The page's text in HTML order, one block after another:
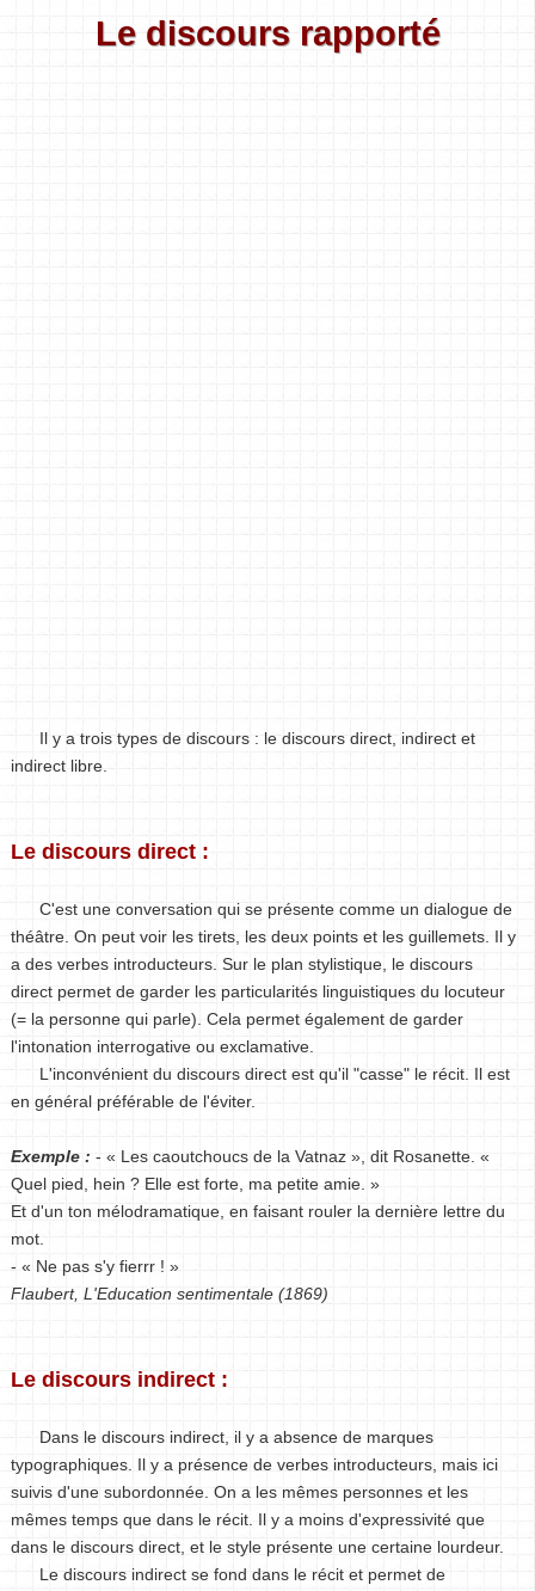
Le discours rapporté
Il y a trois types de discours : le discours direct, indirect et
indirect libre.
Le discours direct :
C'est une conversation qui se présente comme un dialogue de
théâtre. On peut voir les tirets, les deux points et les guillemets. Il y
a des verbes introducteurs. Sur le plan stylistique, le discours
direct permet de garder les particularités linguistiques du locuteur
(= la personne qui parle). Cela permet également de garder
l'intonation interrogative ou exclamative.
L'inconvénient du discours direct est qu'il "casse" le récit. Il est
en général préférable de l'éviter.
Exemple : - « Les caoutchoucs de la Vatnaz », dit Rosanette. «
Quel pied, hein ? Elle est forte, ma petite amie. »
Et d'un ton mélodramatique, en faisant rouler la dernière lettre du
mot.
- « Ne pas s'y fierrr ! »
Flaubert, L'Education sentimentale (1869)
Le discours indirect :
Dans le discours indirect, il y a absence de marques
typographiques. Il y a présence de verbes introducteurs, mais ici
suivis d'une subordonnée. On a les mêmes personnes et les
mêmes temps que dans le récit. Il y a moins d'expressivité que
dans le discours direct, et le style présente une certaine lourdeur.
Le discours indirect se fond dans le récit et permet de